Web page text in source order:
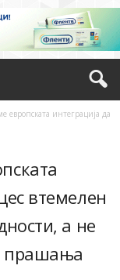
европската интеграција да
втемелен
а не
прашања